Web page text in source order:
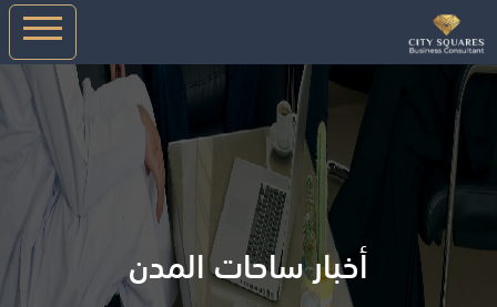
أخبار ساحات المدن